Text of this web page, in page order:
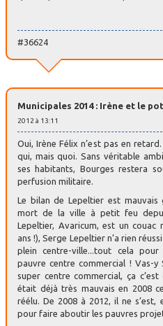
#36624
Municipales 2014 : Irène et le
2012 à 13:11
Oui, Irène Félix n’est pas en
qui, mais quoi. Sans véritable
ses habitants, Bourges restera
perfusion militaire.
Le bilan de Lepeltier est
mort de la ville à petit feu
Lepeltier, Avaricum, est un couac
ans !), Serge Lepeltier n’a rien
plein centre-ville...tout cela
pauvre centre commercial ! Vas-
super centre commercial, ça
était déjà très mauvais en 2008
réélu. De 2008 à 2012, il ne s’est,
pour faire aboutir les pauvres